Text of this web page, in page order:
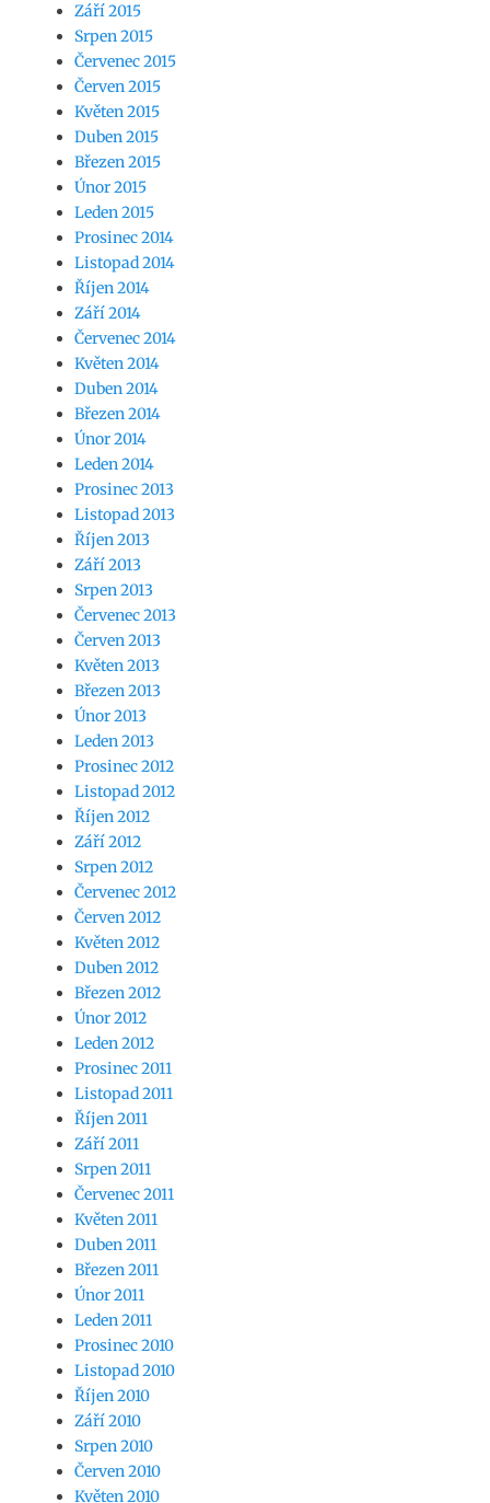
Září 2015
Srpen 2015
Červenec 2015
Červen 2015
Květen 2015
Duben 2015
Březen 2015
Únor 2015
Leden 2015
Prosinec 2014
Listopad 2014
Říjen 2014
Září 2014
Červenec 2014
Květen 2014
Duben 2014
Březen 2014
Únor 2014
Leden 2014
Prosinec 2013
Listopad 2013
Říjen 2013
Září 2013
Srpen 2013
Červenec 2013
Červen 2013
Květen 2013
Březen 2013
Únor 2013
Leden 2013
Prosinec 2012
Listopad 2012
Říjen 2012
Září 2012
Srpen 2012
Červenec 2012
Červen 2012
Květen 2012
Duben 2012
Březen 2012
Únor 2012
Leden 2012
Prosinec 2011
Listopad 2011
Říjen 2011
Září 2011
Srpen 2011
Červenec 2011
Květen 2011
Duben 2011
Březen 2011
Únor 2011
Leden 2011
Prosinec 2010
Listopad 2010
Říjen 2010
Září 2010
Srpen 2010
Červen 2010
Květen 2010